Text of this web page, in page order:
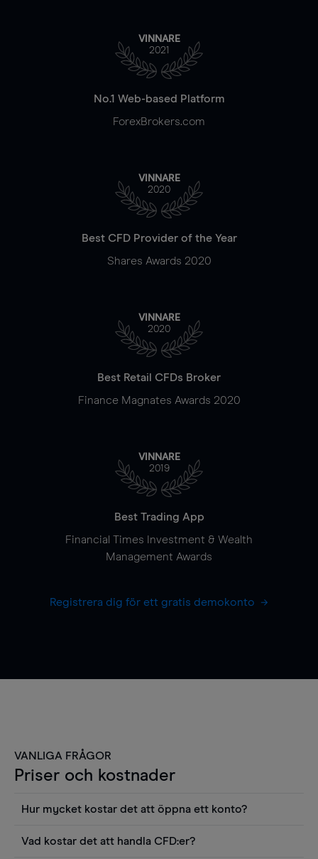
VINNARE
2021
No.1 Web-based Platform
ForexBrokers.com
VINNARE
2020
Best CFD Provider of the Year
Shares Awards 2020
VINNARE
2020
Best Retail CFDs Broker
Finance Magnates Awards 2020
VINNARE
2019
Best Trading App
Financial Times Investment & Wealth
Management Awards
Registrera dig för ett gratis demokonto
VANLIGA FRÅGOR
Priser och kostnader
Hur mycket kostar det att öppna ett konto?
Vad kostar det att handla CFD:er?